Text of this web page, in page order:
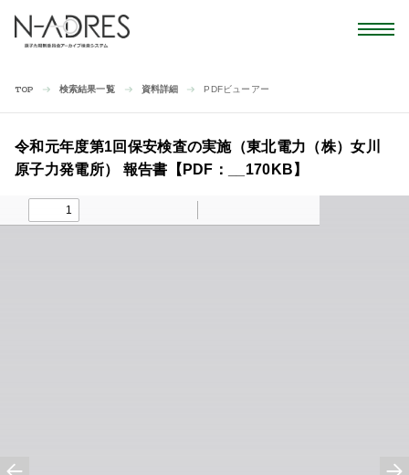
TOP 検索結果一覧 資料詳細 PDFビューアー
令和元年度第1回保安検査の実施（東北電力（株）女川
原子力発電所） 報告書【PDF：__170KB】